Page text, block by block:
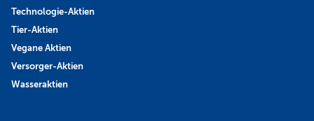
Technologie-Aktien
Tier-Aktien
Vegane Aktien
Versorger-Aktien
Wasseraktien